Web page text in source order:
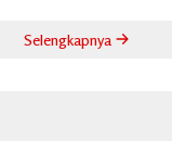
Selengkapnya